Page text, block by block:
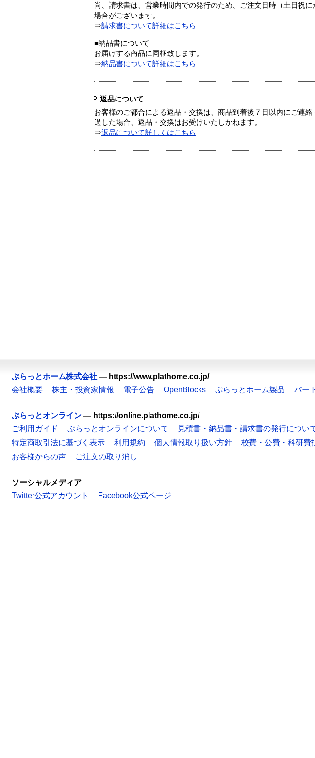
尚、請求書は、営業時間内での発行のため、ご注文日時（土日祝
場合がございます。
⇒請求書について詳細はこちら
■納品書について
お届けする商品に同梱致します。
⇒納品書について詳細はこちら
返品について
お客様のご都合による返品・交換は、商品到着後７日以内にご連
過した場合、返品・交換はお受けいたしかねます。
⇒返品について詳しくはこちら
ぷらっとホーム株式会社 — https://www.plathome.co.jp/
会社概要
株主・投資家情報 電子公告 OpenBlocks ぷらっとホーム製品 パー
ぷらっとオンライン — https://online.plathome.co.jp/
ご利用ガイド
ぷらっとオンラインについて 見積書・納品書・請求書の発行につい
特定商取引法に基づく表示
利用規約 個人情報取り扱い方針 校費・公費・科研費
お客様からの声
ご注文の取り消し
ソーシャルメディア
Twitter公式アカウント
Facebook公式ページ